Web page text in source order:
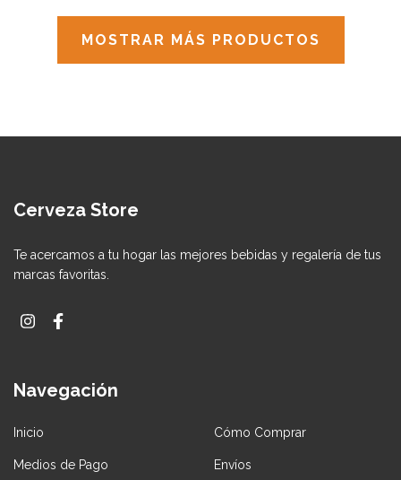
MOSTRAR MÁS PRODUCTOS
Cerveza Store
Te acercamos a tu hogar las mejores bebidas y regalería de tus
marcas favoritas.
Navegación
Inicio Cómo Comprar
Medios de Pago Envíos